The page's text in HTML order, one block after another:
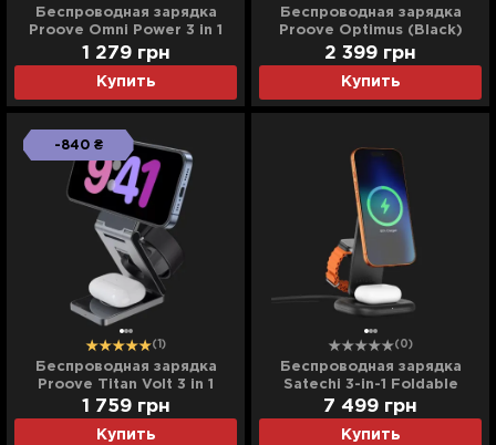
Беспроводная зарядка
Proove Omni Power 3 in 1
(White)
Купить
1 279 грн
Беспроводная зарядка
Proove Optimus (Black)
Купить
2 399 грн
-840 ₴
(1)
Беспроводная зарядка
Proove Titan Volt 3 in 1
Купить
1 759 грн
(0)
Беспроводная зарядка
Satechi 3-in-1 Foldable
Wireless Charging Stand
with Qi2 25W
Купить
7 499 грн